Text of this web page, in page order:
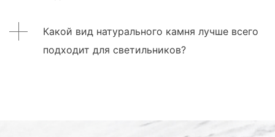
Какой вид натурального камня лучше всего
подходит для светильников?